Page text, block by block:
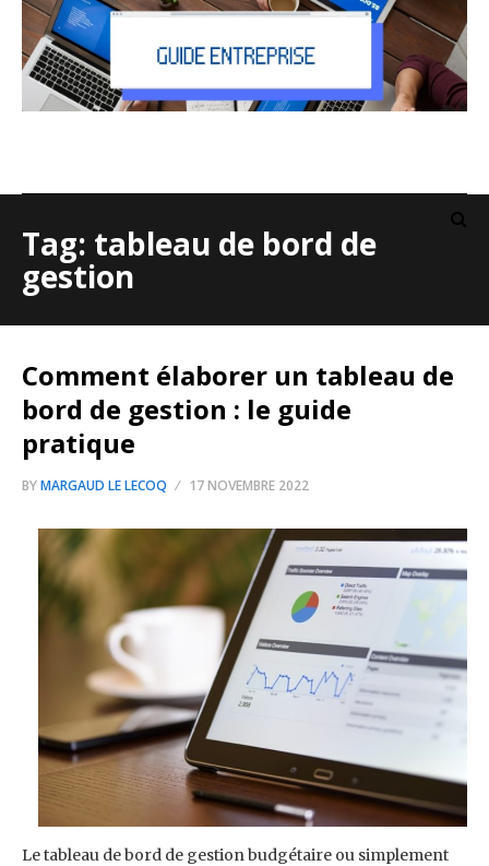
Tag: tableau de bord de
gestion
Comment élaborer un tableau de
bord de gestion : le guide
pratique
BYMARGAUD LE LECOQ 17 NOVEMBRE 2022
Le tableau de bord de gestion budgétaire ou simplement